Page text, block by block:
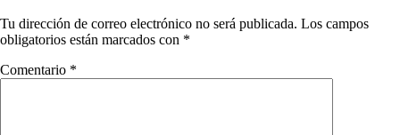
Tu dirección de correo electrónico no será publicada. Los campos
obligatorios están marcados con *
Comentario *